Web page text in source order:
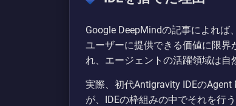
Google DeepMindの記事によれば
ユーザーに提供できる価値に限
れ、エージェントの活躍領域は自
実際、初代Antigravity IDEの
が、IDEの枠組みの中でそれを行